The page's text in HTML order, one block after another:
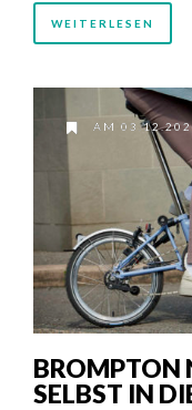
WEITERLESEN
AM
BROMPTON
SELBST IN